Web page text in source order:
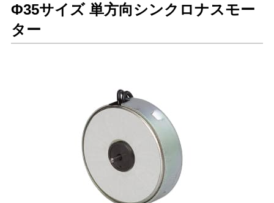
Φ35サイズ 単方向シンクロナスモー
ター